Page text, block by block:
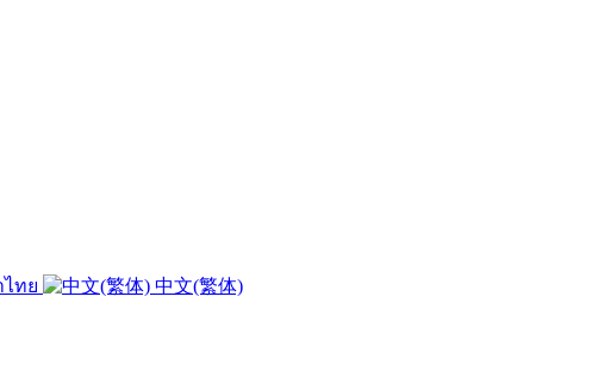
ทย 中文(繁体)